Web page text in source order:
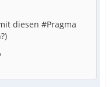
diesen #Pragma